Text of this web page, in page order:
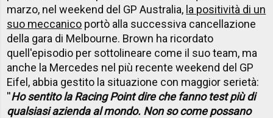
marzo, nel weekend del GP Australia, la positività di un
suo meccanico portò alla successiva cancellazione
della gara di Melbourne. Brown ha ricordato
quell'episodio per sottolineare come il suo team, ma
anche la Mercedes nel più recente weekend del GP
Eifel, abbia gestito la situazione con maggior serietà:
''Ho sentito la Racing Point dire che fanno test più di
qualsiasi azienda al mondo. Non so come possano